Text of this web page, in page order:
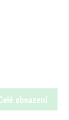
obsazení